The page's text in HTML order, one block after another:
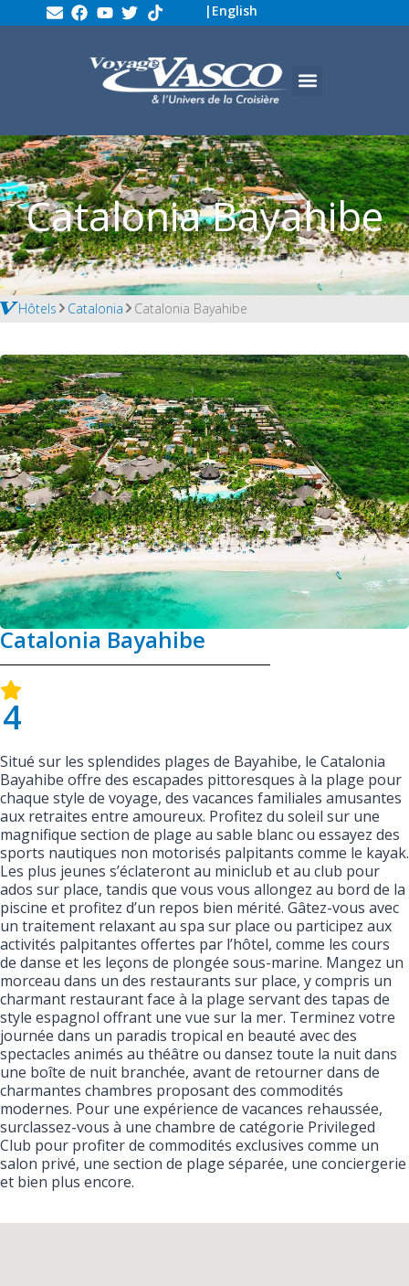
| English
Catalonia Bayahibe
Hôtels Catalonia Catalonia Bayahibe
Catalonia Bayahibe
4
Situé sur les splendides plages de Bayahibe, le Catalonia
Bayahibe offre des escapades pittoresques à la plage pour
chaque style de voyage, des vacances familiales amusantes
aux retraites entre amoureux. Profitez du soleil sur une
magnifique section de plage au sable blanc ou essayez des
sports nautiques non motorisés palpitants comme le kayak.
Les plus jeunes s’éclateront au miniclub et au club pour
ados sur place, tandis que vous vous allongez au bord de la
piscine et profitez d’un repos bien mérité. Gâtez-vous avec
un traitement relaxant au spa sur place ou participez aux
activités palpitantes offertes par l’hôtel, comme les cours
de danse et les leçons de plongée sous-marine. Mangez un
morceau dans un des restaurants sur place, y compris un
charmant restaurant face à la plage servant des tapas de
style espagnol offrant une vue sur la mer. Terminez votre
journée dans un paradis tropical en beauté avec des
spectacles animés au théâtre ou dansez toute la nuit dans
une boîte de nuit branchée, avant de retourner dans de
charmantes chambres proposant des commodités
modernes. Pour une expérience de vacances rehaussée,
surclassez-vous à une chambre de catégorie Privileged
Club pour profiter de commodités exclusives comme un
salon privé, une section de plage séparée, une conciergerie
et bien plus encore.